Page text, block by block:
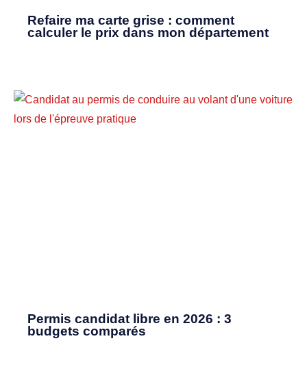
Refaire ma carte grise : comment
calculer le prix dans mon département
Permis candidat libre en 2026 : 3
budgets comparés